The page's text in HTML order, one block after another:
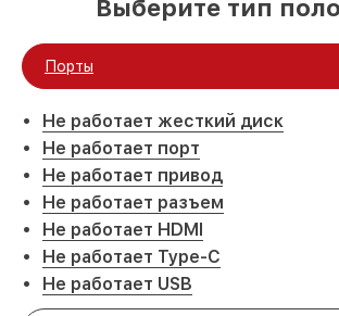
Выберите тип
Порты
Не работает жесткий диск
Не работает порт
Не работает привод
Не работает разъем
Не работает HDMI
Не работает Type-C
Не работает USB